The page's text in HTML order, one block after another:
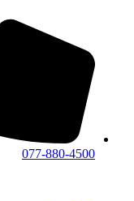
077-880-4500